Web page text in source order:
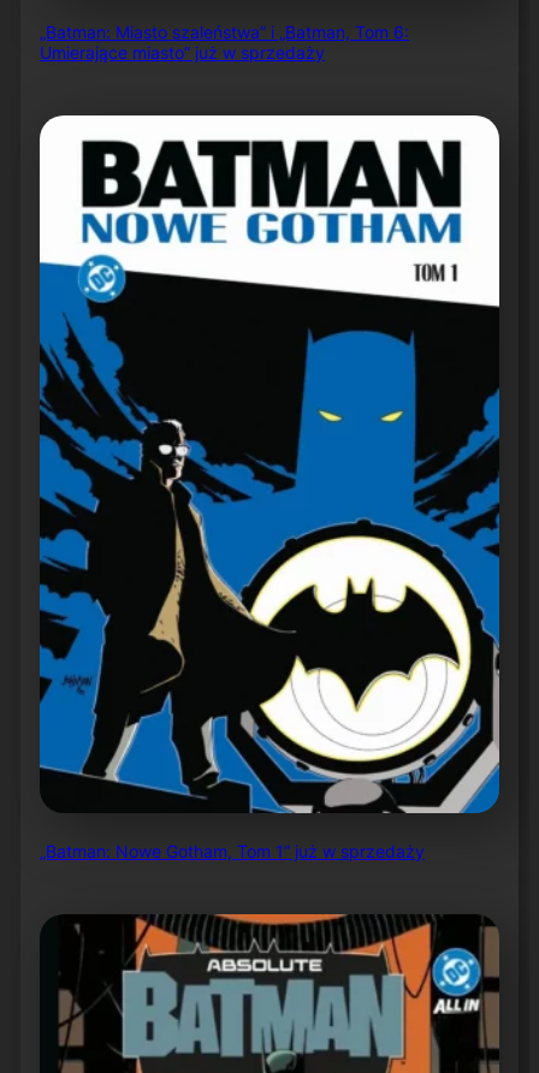
„Batman: Miasto szaleństwa” i „Batman, Tom 6:
Umierające miasto” już w sprzedaży
„Batman: Nowe Gotham, Tom 1” już w sprzedaży